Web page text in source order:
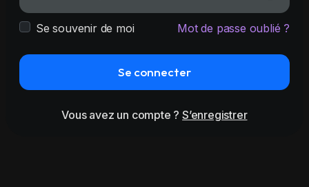
Se souvenir de moi Mot de passe oublié ?
Se connecter
Vous avez un compte ?S’enregistrer